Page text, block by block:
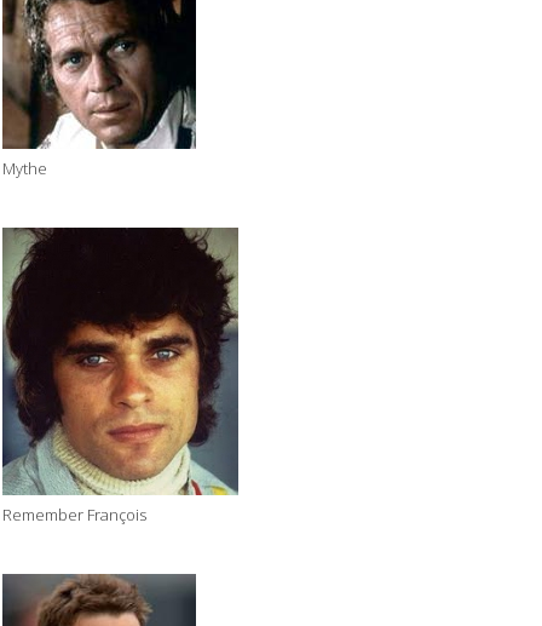
Mythe
Remember François